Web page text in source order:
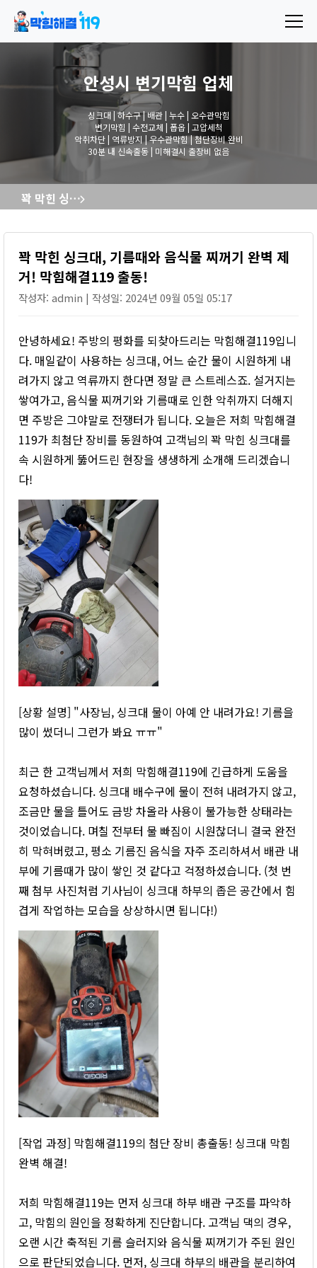
안성시 변기막힘 업체
싱크대 | 하수구 | 배관 | 누수 | 오수관막힘
변기막힘 | 수전교체 | 폽옵 | 고압세척
악취차단 | 역류방지 | 우수관막힘 | 첨단장비 완비
30분 내 신속출동 | 미해결시 출장비 없음
꽉 막힌 싱크대, 기름때와 음식물 찌꺼기 완벽 제거! 막힘해결119 출동!
꽉 막힌 싱크대, 기름때와 음식물 찌꺼기 완벽 제
거! 막힘해결119 출동!
작성자: admin | 작성일: 2024년 09월 05일 05:17
안녕하세요! 주방의 평화를 되찾아드리는 막힘해결119입니
다. 매일같이 사용하는 싱크대, 어느 순간 물이 시원하게 내
려가지 않고 역류까지 한다면 정말 큰 스트레스죠. 설거지는
쌓여가고, 음식물 찌꺼기와 기름때로 인한 악취까지 더해지
면 주방은 그야말로 전쟁터가 됩니다. 오늘은 저희 막힘해결
119가 최첨단 장비를 동원하여 고객님의 꽉 막힌 싱크대를
속 시원하게 뚫어드린 현장을 생생하게 소개해 드리겠습니
다!
[상황 설명] "사장님, 싱크대 물이 아예 안 내려가요! 기름을
많이 썼더니 그런가 봐요 ㅠㅠ"
최근 한 고객님께서 저희 막힘해결119에 긴급하게 도움을
요청하셨습니다. 싱크대 배수구에 물이 전혀 내려가지 않고,
조금만 물을 틀어도 금방 차올라 사용이 불가능한 상태라는
것이었습니다. 며칠 전부터 물 빠짐이 시원찮더니 결국 완전
히 막혀버렸고, 평소 기름진 음식을 자주 조리하셔서 배관 내
부에 기름때가 많이 쌓인 것 같다고 걱정하셨습니다. (첫 번
째 첨부 사진처럼 기사님이 싱크대 하부의 좁은 공간에서 힘
겹게 작업하는 모습을 상상하시면 됩니다!)
[작업 과정] 막힘해결119의 첨단 장비 총출동! 싱크대 막힘
완벽 해결!
저희 막힘해결119는 먼저 싱크대 하부 배관 구조를 파악하
고, 막힘의 원인을 정확하게 진단합니다. 고객님 댁의 경우,
오랜 시간 축적된 기름 슬러지와 음식물 찌꺼기가 주된 원인
으로 판단되었습니다. 먼저, 싱크대 하부의 배관을 분리하여